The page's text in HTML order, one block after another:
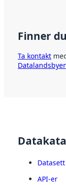
Finner
Ta kontakt
Datasett
API-er